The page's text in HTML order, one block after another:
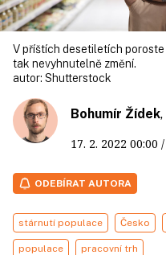
V příštích desetiletích
tak nevyhnutelně změní.
autor: Shutterstock
Bohumír Žídek
17. 2. 2022 00:00
ODEBÍRAT AUTORA
stárnutí populace Česko
populace pracovní trh